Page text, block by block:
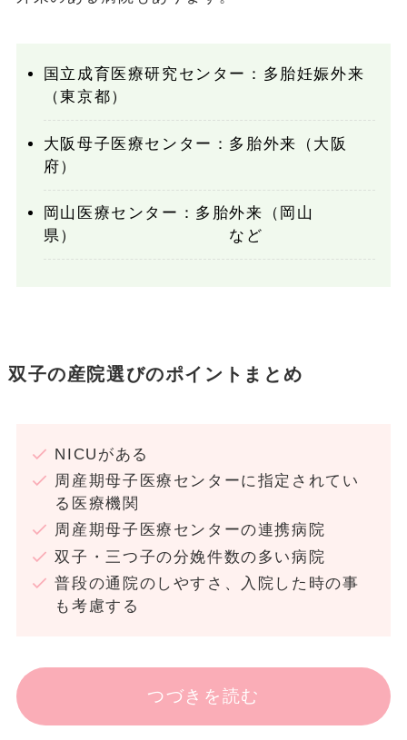
国立成育医療研究センター：多胎妊娠外来
（東京都）
大阪母子医療センター：多胎外来（大阪
府）
岡山医療センター：多胎外来（岡山
県） など
双子の産院選びのポイントまとめ
NICUがある
周産期母子医療センターに指定されてい
る医療機関
周産期母子医療センターの連携病院
双子・三つ子の分娩件数の多い病院
普段の通院のしやすさ、入院した時の事
も考慮する
つづきを読む